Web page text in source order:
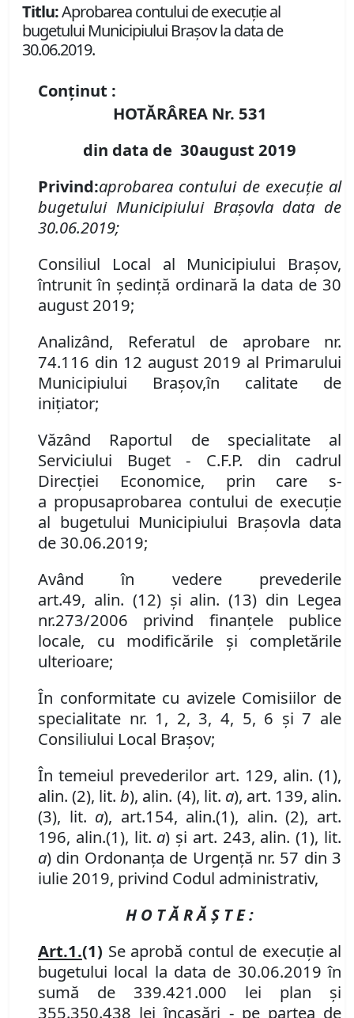
Titlu:Aprobarea contului de execuţie al
bugetului Municipiului Braşov la data de
30.06.2019.
Conținut :
HOTĂRÂREA Nr. 531
din data de 30august2019
Privind:aprobarea contului de execuţie al
bugetului Municipiului Braşovla data de
30.06.2019;
Consiliul Local al Municipiului Brașov,
întrunit în ședință ordinară la data de 30
august 2019;
Analizând, Referatul de aprobare nr.
74.116 din 12 august 2019 al Primarului
Municipiului Brașov,în calitate de
inițiator;
Văzând Raportul de specialitate al
Serviciului Buget - C.F.P. din cadrul
Direcției Economice, prin care s-
a propusaprobarea contului de execuţie
al bugetului Municipiului Braşovla data
de 30.06.2019;
Având în vedere prevederile
art.49, alin. (12)şi alin. (13) din Legea
nr.273/2006 privind finanţele publice
locale, cu modificările şi completările
ulterioare;
În conformitate cu avizele Comisiilor de
specialitate nr. 1, 2, 3, 4, 5, 6 și7 ale
Consiliului Local Brașov;
În temeiul prevederilor art. 129, alin. (1),
alin. (2), lit.b), alin. (4), lit. a), art. 139, alin.
(3), lit. a), art.154, alin.(1), alin. (2), art.
196, alin.(1), lit. a) și art. 243, alin. (1), lit.
a) din Ordonanța de Urgență nr. 57 din 3
iulie 2019, privind Codul administrativ,
H O T Ă R Ă Ş T E :
Art.1.(1) Se aprobă contul de execuţie al
bugetului local la data de 30.06.2019 în
sumă de 339.421.000 lei plan şi
355.350.438 lei încasări - pe partea de